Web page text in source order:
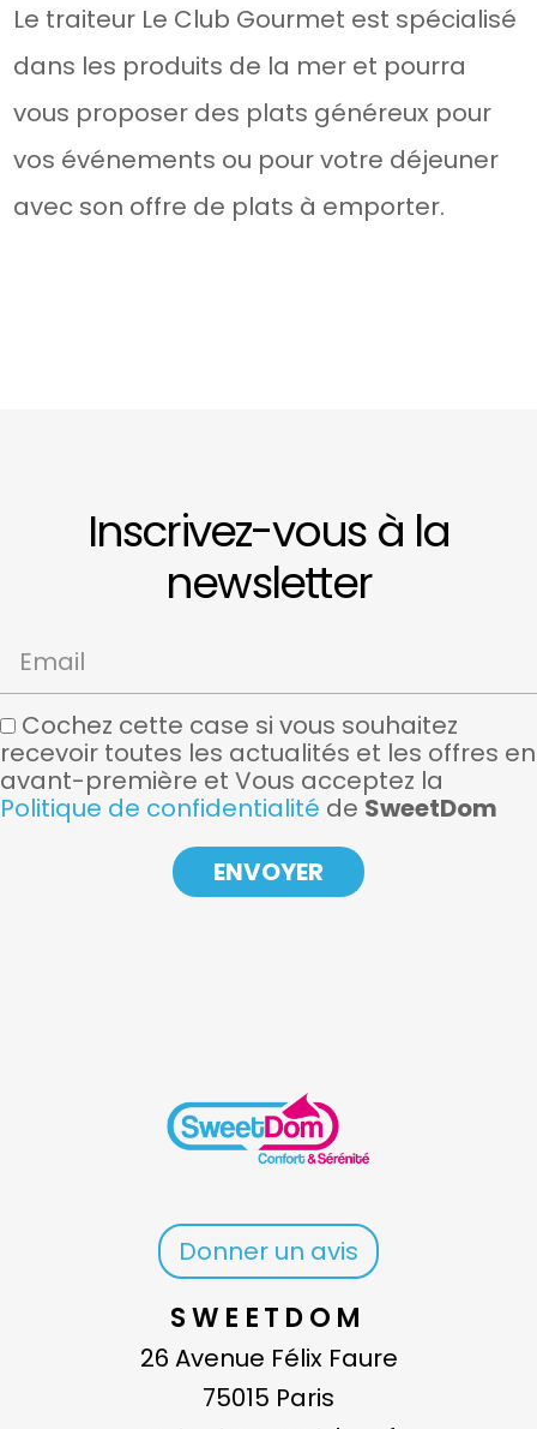
Le traiteur Le Club Gourmet est spécialisé
dans les produits de la mer et pourra
vous proposer des plats généreux pour
vos événements ou pour votre déjeuner
avec son offre de plats à emporter.
Inscrivez-vous à la
newsletter
Email
Cochez cette case si vous souhaitez
recevoir toutes les actualités et les offres en
avant-première et Vous acceptez la
Politique de confidentialité de SweetDom
Donner un avis
SWEETDOM
26 Avenue Félix Faure
75015 Paris